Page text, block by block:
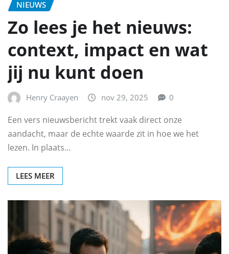
NIEUWS
Zo lees je het nieuws:
context, impact en wat
jij nu kunt doen
Henry Craayen nov 29, 2025 0
Een vers nieuwsbericht trekt vaak direct onze
aandacht, maar de echte waarde zit in hoe we het
lezen. In plaats…
LEES MEER